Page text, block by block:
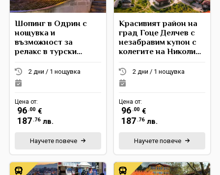
Шопинг в Одрин с
нощувка и
възможност за
релакс в турски
2 дни / 1 нощувка
Цена от:
96 .00 €
187 .76 лв.
Научете повече
Красивият район на
град Гоце Делчев с
незабравим купон с
колегите на Николина
2 дни / 1 нощувка
Цена от:
96 .00 €
187 .76 лв.
Научете повече